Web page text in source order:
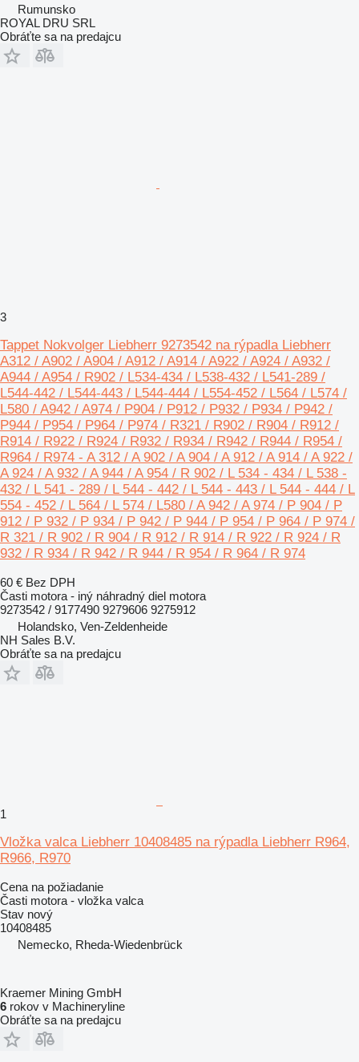
Rumunsko
ROYAL DRU SRL
Obráťte sa na predajcu
3
Tappet Nokvolger Liebherr 9273542 na rýpadla Liebherr
A312 / A902 / A904 / A912 / A914 / A922 / A924 / A932 /
A944 / A954 / R902 / L534-434 / L538-432 / L541-289 /
L544-442 / L544-443 / L544-444 / L554-452 / L564 / L574 /
L580 / A942 / A974 / P904 / P912 / P932 / P934 / P942 /
P944 / P954 / P964 / P974 / R321 / R902 / R904 / R912 /
R914 / R922 / R924 / R932 / R934 / R942 / R944 / R954 /
R964 / R974 - A 312 / A 902 / A 904 / A 912 / A 914 / A 922 /
A 924 / A 932 / A 944 / A 954 / R 902 / L 534 - 434 / L 538 -
432 / L 541 - 289 / L 544 - 442 / L 544 - 443 / L 544 - 444 / L
554 - 452 / L 564 / L 574 / L580 / A 942 / A 974 / P 904 / P
912 / P 932 / P 934 / P 942 / P 944 / P 954 / P 964 / P 974 /
R 321 / R 902 / R 904 / R 912 / R 914 / R 922 / R 924 / R
932 / R 934 / R 942 / R 944 / R 954 / R 964 / R 974
60 € Bez DPH
Časti motora - iný náhradný diel motora
9273542 / 9177490 9279606 9275912
Holandsko, Ven-Zeldenheide
NH Sales B.V.
Obráťte sa na predajcu
1
Vložka valca Liebherr 10408485 na rýpadla Liebherr R964,
R966, R970
Cena na požiadanie
Časti motora - vložka valca
Stav nový
10408485
Nemecko, Rheda-Wiedenbrück
Kraemer Mining GmbH
6 rokov v Machineryline
Obráťte sa na predajcu